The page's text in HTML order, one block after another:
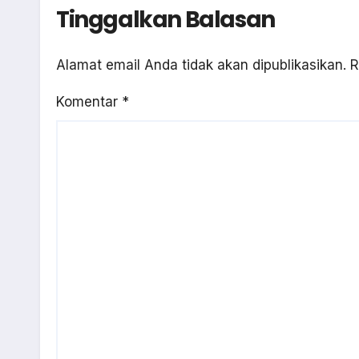
Tinggalkan Balasan
Alamat email Anda tidak akan dipublikasikan.
Komentar *